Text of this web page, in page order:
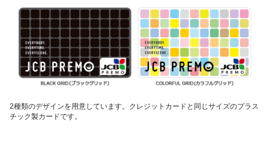
2種類のデザインを用意しています。クレジットカードと同じサイズのプラス
チック製カードです。